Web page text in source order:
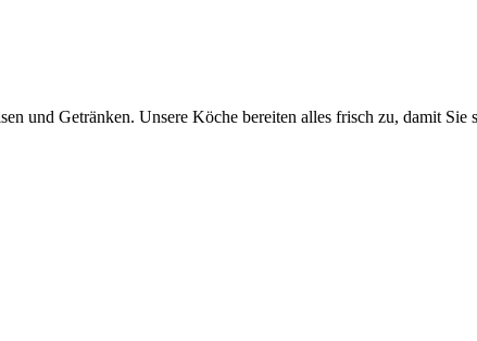
und Getränken. Unsere Köche bereiten alles frisch zu, damit